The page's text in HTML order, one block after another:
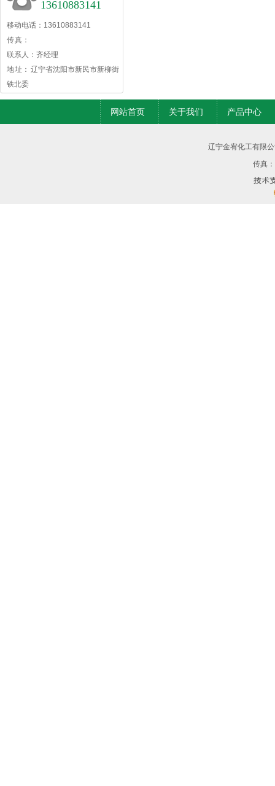
13610883141
移动电话：13610883141
传 真：
联系人：齐经理
地 址： 辽宁省沈阳市新民市新柳街
铁北委
网站首页 关于我们 产品中心
辽宁金宥化工有限
传真